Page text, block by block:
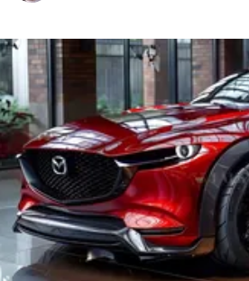
Polityka
Społeczeństwo
Wojna na Ukrainie
Świat